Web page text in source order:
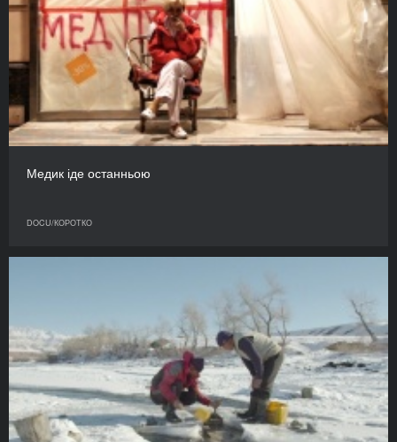
Медик іде останньою
DOCU/КОРОТКО